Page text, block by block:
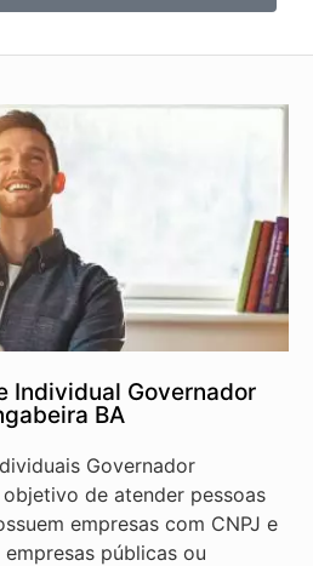
Individual Governador
BA
Governador
de atender pessoas
empresas com CNPJ e
públicas ou